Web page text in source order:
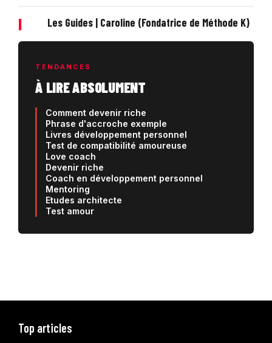
| Les Guides | Caroline (Fondatrice de Méthode K)
TENDANCES
À LIRE ABSOLUMENT
Comment devenir riche
Phrase d'accroche exemple
Livres développement personnel
Test de compatibilité amoureuse
Love coach
Devenir riche
Coach en développement personnel
Mentoring
Etudes architecte
Test amour
Top articles